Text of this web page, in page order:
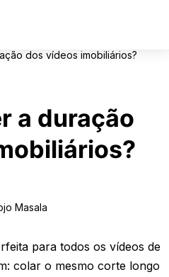
dos vídeos imobiliários?
a duração
Masala
para todos os vídeos de
colar o mesmo corte longo